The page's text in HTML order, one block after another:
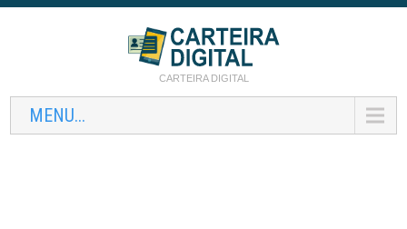
CARTEIRA DIGITAL
MENU...